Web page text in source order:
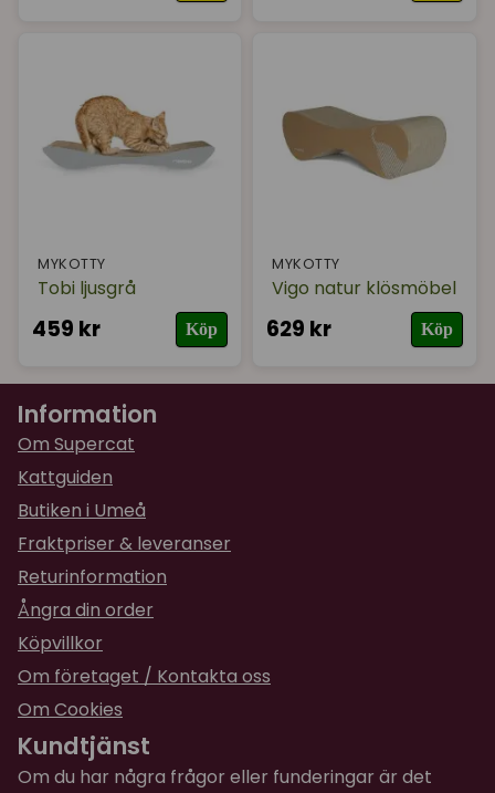
MYKOTTY
Tobi ljusgrå
459 kr Köp
MYKOTTY
Vigo natur klösmöbel
629 kr Köp
Information
Om Supercat
Kattguiden
Butiken i Umeå
Fraktpriser & leveranser
Returinformation
Ångra din order
Köpvillkor
Om företaget / Kontakta oss
Om Cookies
Kundtjänst
Om du har några frågor eller funderingar är det